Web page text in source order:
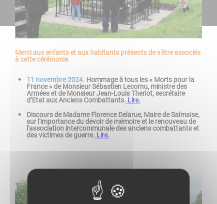
Merci aux enfants et aux habitants présents de s'être associés
à cette cérémonie.
11 novembre 2024. Hommage à tous les « Morts pour la
France » de Monsieur Sébastien Lecornu, ministre des
Armées et de Monsieur Jean-Louis Theriot, secrétaire
d’Etat aux Anciens Combattants. Lire.
Discours de Madame Florence Delarue, Maire de Salmaise,
sur l'importance du devoir de mémoire et le renouveau de
l'association intercommunale des anciens combattants et
des victimes de guerre. Lire.